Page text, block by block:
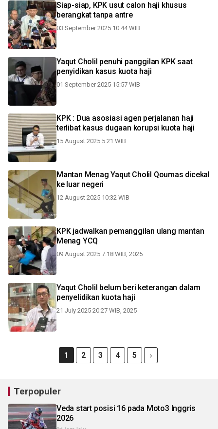
Siap-siap, KPK usut calon haji khusus
berangkat tanpa antre
03 September 2025 10:44 WIB
Yaqut Cholil penuhi panggilan KPK saat
penyidikan kasus kuota haji
01 September 2025 15:57 WIB
KPK : Dua asosiasi agen perjalanan haji
terlibat kasus dugaan korupsi kuota haji
15 August 2025 5:21 WIB
Mantan Menag Yaqut Cholil Qoumas dicekal
ke luar negeri
12 August 2025 10:32 WIB
KPK jadwalkan pemanggilan ulang mantan
Menag YCQ
09 August 2025 7:18 WIB, 2025
Yaqut Cholil belum beri keterangan dalam
penyelidikan kuota haji
21 July 2025 20:27 WIB, 2025
1 2 3 4 5
Terpopuler
Veda start posisi 16 pada Moto3 Inggris
2026